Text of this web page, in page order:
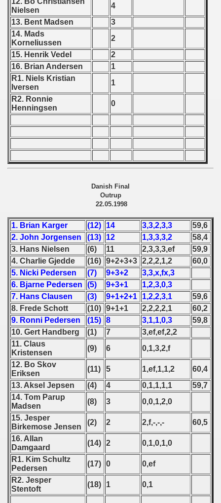
Nielsen
4
13. Bent Madsen
3
14. Mads
Korneliussen
2
15. Henrik Vedel
2
16. Brian Andersen
1
R1. Niels Kristian
Iversen
1
R2. Ronnie
Henningsen
0
Danish Final
Outrup
22.05.1998
1. Brian Karger (12) 14 3,3,2,3,3
59,6
2. John Jorgensen
(13) 12 1,3,3,3,2
58,4
3. Hans Nielsen
(6) 11 2,3,3,3,ef
59,9
4. Charlie Gjedde
(16) 9+2+3+3 2,2,2,1,2
60,0
5. Nicki Pedersen
(7) 9+3+2
3,3,x,fx,3
6. Bjarne Pedersen
(5) 9+3+1
1,2,3,0,3
7. Hans Clausen
(3) 9+1+2+1 1,2,2,3,1
59,6
8. Frede Schott
(10) 9+1+1 2,2,2,2,1
60,2
9. Ronni Pedersen
(15) 8 3,1,1,0,3
59,8
10. Gert Handberg
(1) 7
3,ef,ef,2,2
11. Claus
Kristensen
(9) 6
0,1,3,2,f
12. Bo Skov
Eriksen
(11) 5 1,ef,1,1,2
60,4
13. Aksel Jepsen
(4) 4 0,1,1,1,1
59,7
14. Tom Parup
Madsen
(8) 3
0,0,1,2,0
15. Jesper
Birkemose Jensen
(2) 2 2,f,-,-,-
60,5
16. Allan
Damgaard
(14) 2
0,1,0,1,0
R1. Kim Schultz
Pedersen
(17) 0
0,ef
R2. Jesper
Stentoft
(18) 1 0,1
- 1963
- 1964
- 1965
- 1966
- 1967
- 1969
- 1970
1983
1984
1986